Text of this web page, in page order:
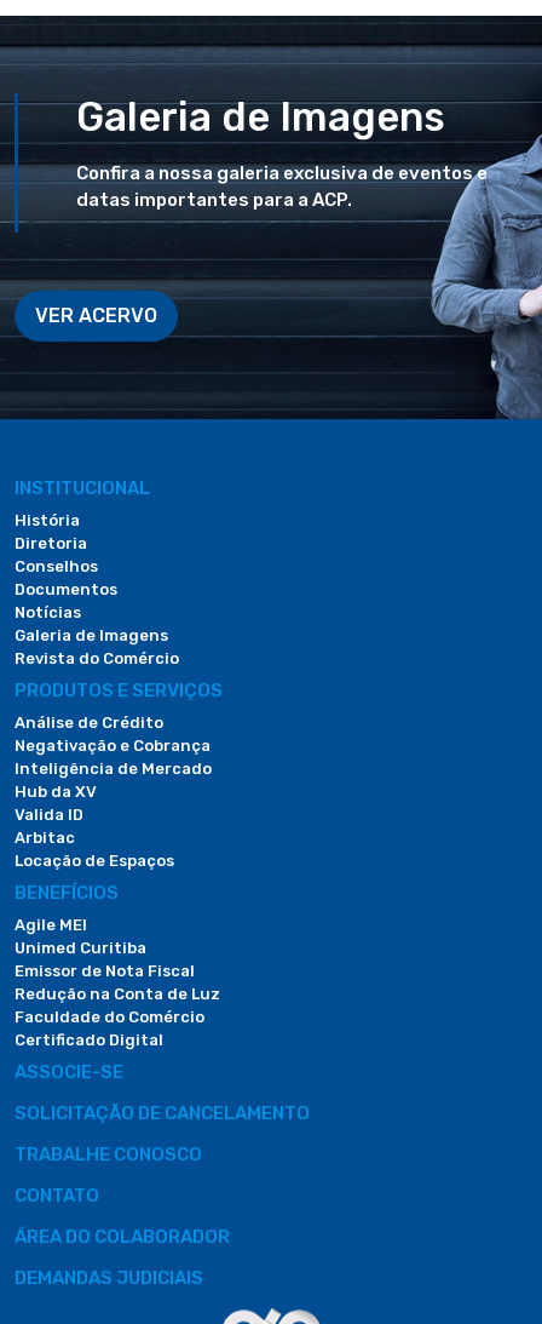
Galeria de Imagens
Confira a nossa galeria exclusiva de eventos e
datas importantes para a ACP.
VER ACERVO
INSTITUCIONAL
História
Diretoria
Conselhos
Documentos
Notícias
Galeria de Imagens
Revista do Comércio
PRODUTOS E SERVIÇOS
Análise de Crédito
Negativação e Cobrança
Inteligência de Mercado
Hub da XV
Valida ID
Arbitac
Locação de Espaços
BENEFÍCIOS
Agile MEI
Unimed Curitiba
Emissor de Nota Fiscal
Redução na Conta de Luz
Faculdade do Comércio
Certificado Digital
ASSOCIE-SE
SOLICITAÇÃO DE CANCELAMENTO
TRABALHE CONOSCO
CONTATO
ÁREA DO COLABORADOR
DEMANDAS JUDICIAIS